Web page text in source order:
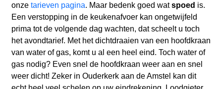
onze tarieven pagina. Maar bedenk goed watspoed is.
Een verstopping in de keukenafvoer kan ongetwijfeld
prima tot de volgende dag wachten, dat scheelt u toch
het avondtarief. Met het dichtdraaien van een hoofdkraan
van water of gas, komt u al een heel eind. Toch water of
gas nodig? Even snel de hoofdkraan weer aan en snel
weer dicht! Zeker in Ouderkerk aan de Amstel kan dit